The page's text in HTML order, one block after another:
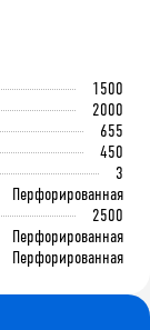
1500
2000
655
450
3
Перфорированная
2500
Перфорированная
Перфорированная